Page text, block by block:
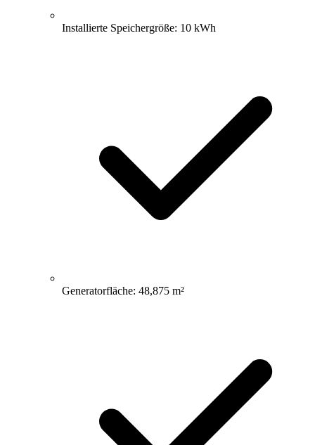
Installierte Speichergröße: 10 kWh
Generatorfläche: 48,875 m²